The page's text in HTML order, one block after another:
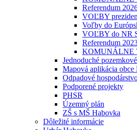
Referendum
VOĽBY
Voľby do
VOĽBY do NR
Referendum
KOMUNÁLNE
Jednoduché
Mapová aplikácia obce
Odpadové
Podporené projekty
PHSR
Územný plán
ZŠ s MŠ Habovka
Dôležité informácie